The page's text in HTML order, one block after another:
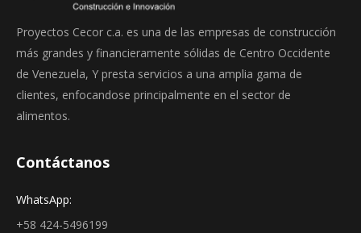
Proyectos Cecor c.a. es una de las empresas de construcción
más grandes y financieramente sólidas de Centro Occidente
de Venezuela, Y presta servicios a una amplia gama de
clientes, enfocandose principalmente en el sector de
alimentos.
Contáctanos
WhatsApp:
+58 424-5496199